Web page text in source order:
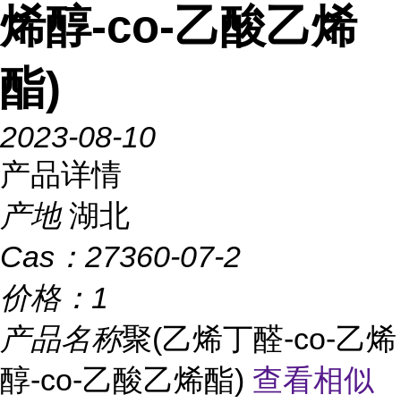
烯醇-co-乙酸乙烯
酯)
2023-08-10
产品详情
产地 湖北
Cas： 27360-07-2
价格： 1
产品名称聚(乙烯丁醛-co-乙烯
醇-co-乙酸乙烯酯) 查看相似